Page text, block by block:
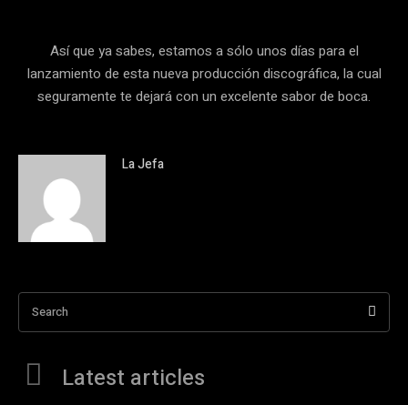
Así que ya sabes, estamos a sólo unos días para el
lanzamiento de esta nueva producción discográfica, la cual
seguramente te dejará con un excelente sabor de boca.
La Jefa
Search
Latest articles